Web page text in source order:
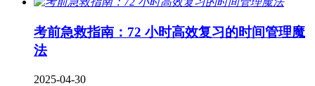
考前急救指南：72 小时高效复习的时间管理魔
法
2025-04-30